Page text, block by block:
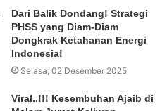
Dari Balik Dondang! Strategi
PHSS yang Diam-Diam
Dongkrak Ketahanan Energi
Indonesia!
Selasa, 02 Desember 2025
Viral..!!! Kesembuhan Ajaib di